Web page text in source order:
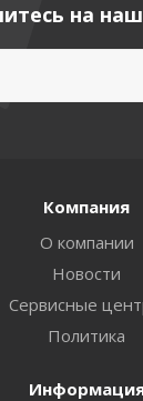
на
Компания
О компании
Новости
Сервисные
Политика